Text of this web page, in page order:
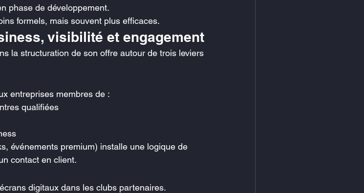
phase de développement.
formels, mais souvent plus efficaces.
visibilité et engagement
la structuration de son offre autour de trois leviers
entreprises membres de :
qualifiées
événements premium) installe une logique de
contact en client.
digitaux dans les clubs partenaires.